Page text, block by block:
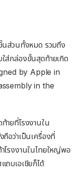
นส่วนทั้งหมด รวมถึง
ส่กล่องขั้นสุดท้ายเกิด
by Apple in
in the
ายที่โรงงานใน
อว่าเป็นเครื่องที่
โรงงานในไทยใหญ่พอ
ถบเอเชียก็ได้